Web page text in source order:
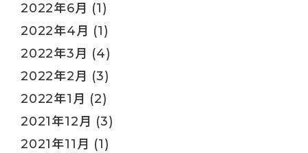
2022年6月 (1)
2022年4月 (1)
2022年3月 (4)
2022年2月 (3)
2022年1月 (2)
2021年12月 (3)
2021年11月 (1)